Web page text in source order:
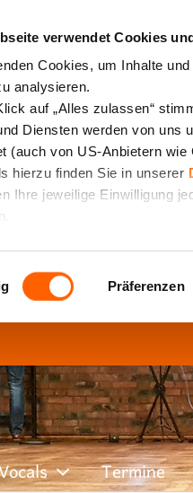
verwendet Cookies
Cookies, um Inhalte
analysieren.
auf „Alles zulassen“
Diensten werden von uns
(auch von US-Anbietern wie
hierzu finden Sie in unserer
Ihre jeweilige Einwilligung
Präferenzen
Termine